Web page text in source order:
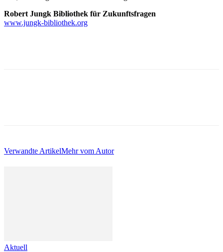
Robert Jungk Bibliothek für Zukunftsfragen
www.jungk-bibliothek.org
Verwandte ArtikelMehr vom Autor
Aktuell